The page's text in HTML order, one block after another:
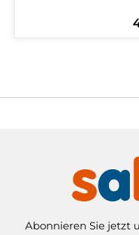
Abonnieren Sie jetzt